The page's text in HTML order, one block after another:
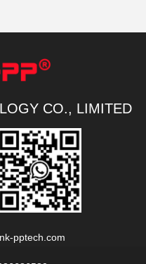
CO., LIMITED
pptech.com